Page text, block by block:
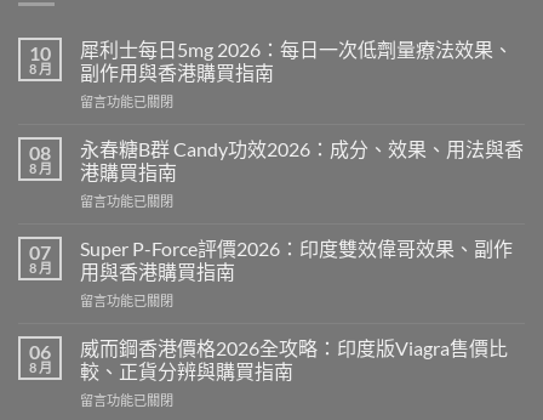
10
8 月
犀利士每日5mg 2026：每日一次低劑量療法效果、
副作用與香港購買指南
在
利
士
每
日
2026：
每
日
一
低
劑
療
留言功能已關閉
08
8 月
永春糖B群 Candy功效2026：成分、效果、用法與香
港購買指南
在
春
糖
B
群
功
效
2026：
成
留言功能已關閉
07
8 月
Super P-Force評價2026：印度雙效偉哥效果、副作
用與香港購買指南
在
P-
Force
評
價
留言功能已關閉
06
8 月
威而鋼香港價格2026全攻略：印度版Viagra售價比
較、正貨分辨與購買指南
在
留言功能已關閉